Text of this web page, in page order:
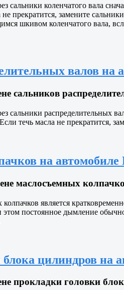
сальники коленчатого вала
прекратится, замените
шкивом коленчатого вала,
валов
сальников
сальники распределительных
течь масла не прекратится,
на
маслосъемных
является
постоянное дымление
цилиндров на
прокладки головки